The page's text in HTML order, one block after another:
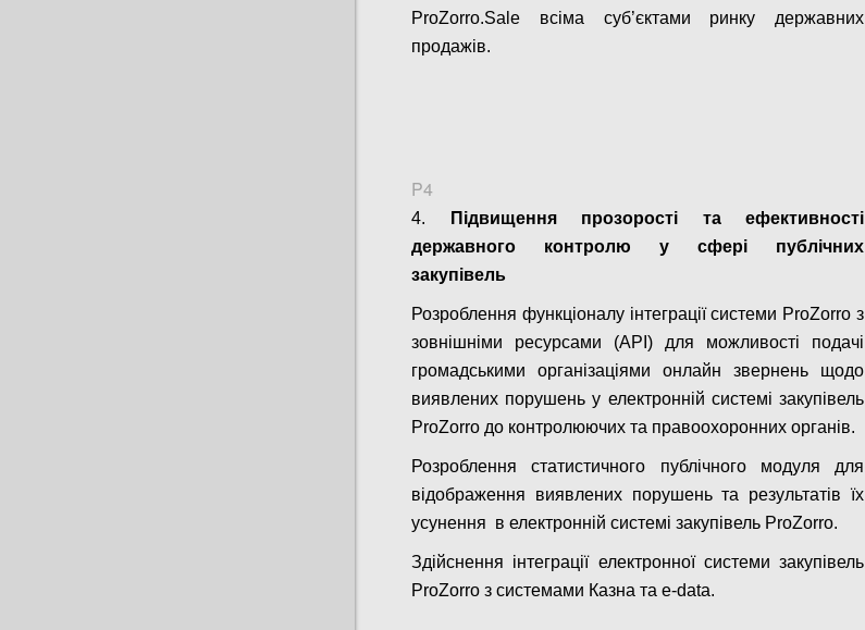
ProZorro.Sale всіма суб’єктами ринку державних
продажів.
P4
4.
Підвищення прозорості та ефективності
державного контролю у сфері публічних
закупівель
Розроблення функціоналу інтеграції системи ProZorro з
зовнішніми ресурсами (АРІ) для можливості подачі
громадськими організаціями онлайн звернень щодо
виявлених порушень у електронній системі закупівель
ProZorro до контролюючих та правоохоронних органів.
Розроблення статистичного публічного модуля для
відображення виявлених порушень та результатів їх
усунення в електронній системі закупівель ProZorro.
Здійснення інтеграції електронної системи закупівель
ProZorro з системами Казна та e-data.